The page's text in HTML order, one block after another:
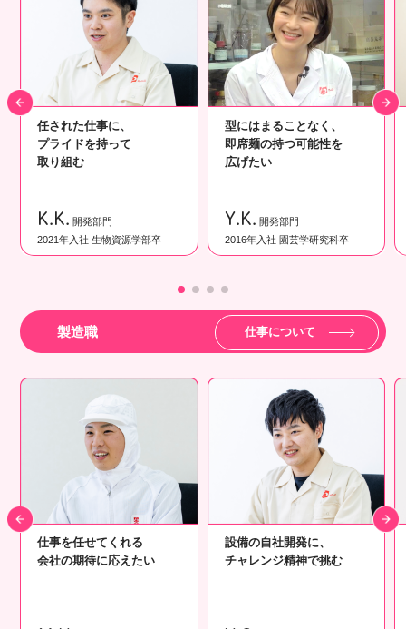
任された仕事に、
プライドを持って
取り組む
K.K.
開発部門
2021年入社 生物資源学部卒
型にはまることなく、
即席麺の持つ可能性を
広げたい
Y.K.
開発部門
2016年入社 園芸学研究科卒
製造職 仕事について
仕事を任せてくれる
会社の期待に応えたい
設備の自社開発に、
チャレンジ精神で挑む